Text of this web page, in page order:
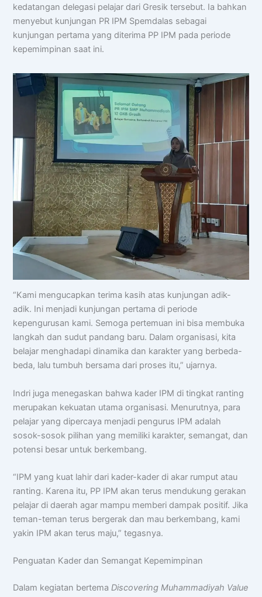
Chat AISA
Artificial Intelligence Spemdalas Assistant
Halo! SayaAISA-ArtificialIntelligence
SpemdalasAssistant.
Ada yang bisa saya bantu?
📝 Info Pendaftaran (PPDB)
🏆 Program Unggulan
📍 Lokasi & Kontak
kedatangan delegasi pelajar dari Gresik tersebut. Ia bahkan
menyebut kunjungan PR IPM Spemdalas sebagai
kunjungan pertama yang diterima PP IPM pada periode
kepemimpinan saat ini.
“Kami mengucapkan terima kasih atas kunjungan adik-
adik. Ini menjadi kunjungan pertama di periode
kepengurusan kami. Semoga pertemuan ini bisa membuka
langkah dan sudut pandang baru. Dalam organisasi, kita
belajar menghadapi dinamika dan karakter yang berbeda-
beda, lalu tumbuh bersama dari proses itu,” ujarnya.
Indri juga menegaskan bahwa kader IPM di tingkat ranting
merupakan kekuatan utama organisasi. Menurutnya, para
pelajar yang dipercaya menjadi pengurus IPM adalah
sosok-sosok pilihan yang memiliki karakter, semangat, dan
potensi besar untuk berkembang.
“IPM yang kuat lahir dari kader-kader di akar rumput atau
ranting. Karena itu, PP IPM akan terus mendukung gerakan
pelajar di daerah agar mampu memberi dampak positif. Jika
teman-teman terus bergerak dan mau berkembang, kami
yakin IPM akan terus maju,” tegasnya.
Penguatan Kader dan Semangat Kepemimpinan
Dalam kegiatan bertemaDiscovering Muhammadiyah Value